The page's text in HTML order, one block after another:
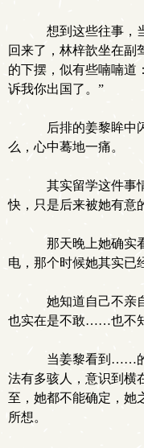
想到这些往事，
回来了，林梓歆坐在副
的下摆，似有些喃喃道
诉我你出国了。”
后排的姜黎眸中
么，心中蓦地一痛。
其实留学这件事
快，只是后来被她有意
那天晚上她确实
电，那个时候她其实已
她知道自己不亲
也实在是不敢……也不
当姜黎看到……的
法有多骇人，意识到横
至，她都不能确定，她
所想。